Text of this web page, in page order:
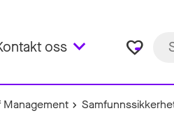
oss favorite_border